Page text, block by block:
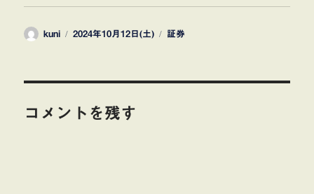
投
kuni
投
2024年10月12日(土)
カ
証券
コメントを残す